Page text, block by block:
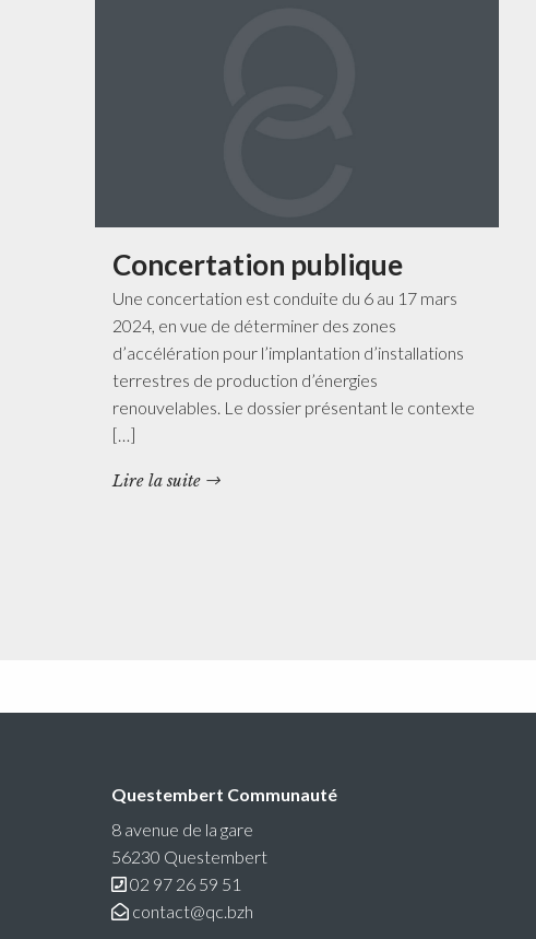
Concertation publique
Une concertation est conduite du 6 au 17 mars
2024, en vue de déterminer des zones
d’accélération pour l’implantation d’installations
terrestres de production d’énergies
renouvelables. Le dossier présentant le contexte
[…]
Lire la suite
Questembert Communauté
8 avenue de la gare
56230 Questembert
02 97 26 59 51
contact@qc.bzh